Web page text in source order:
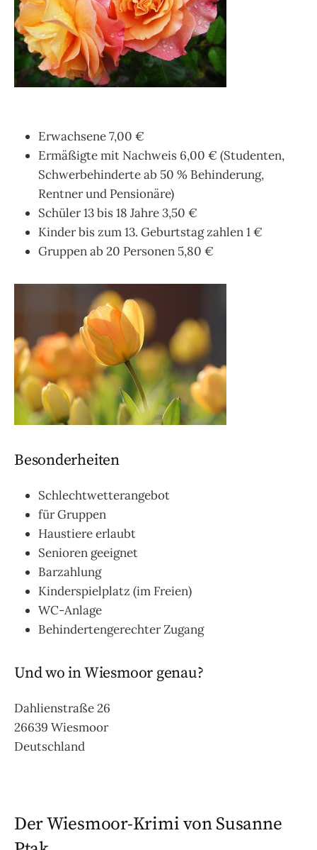
Erwachsene 7,00 €
Ermäßigte mit Nachweis 6,00 € (Studenten,
Schwerbehinderte ab 50 % Behinderung,
Rentner und Pensionäre)
Schüler 13 bis 18 Jahre 3,50 €
Kinder bis zum 13. Geburtstag zahlen 1 €
Gruppen ab 20 Personen 5,80 €
Besonderheiten
Schlechtwetterangebot
für Gruppen
Haustiere erlaubt
Senioren geeignet
Barzahlung
Kinderspielplatz (im Freien)
WC-Anlage
Behindertengerechter Zugang
Und wo in Wiesmoor genau?
Dahlienstraße 26
26639 Wiesmoor
Deutschland
Der Wiesmoor-Krimi von Susanne